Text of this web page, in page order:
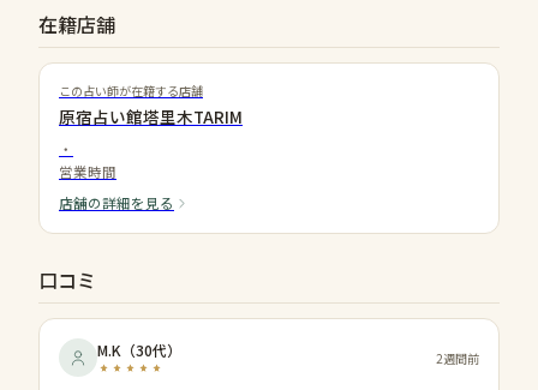
在籍店舗
この占い師が在籍する店舗
原宿占い館塔里木TARIM
・
営業時間
店舗の詳細を見る
口コミ
M.K （30代） 2週間前